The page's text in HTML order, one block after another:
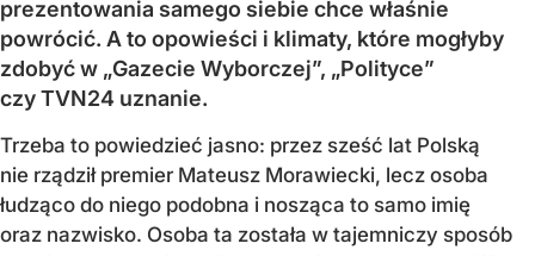
prezentowania samego siebie chce właśnie
powrócić. A to opowieści i klimaty, które mogłyby
zdobyć w „Gazecie Wyborczej”, „Polityce”
czy TVN24 uznanie.
Trzeba to powiedzieć jasno: przez sześć lat Polską
nie rządził premier Mateusz Morawiecki, lecz osoba
łudząco do niego podobna i nosząca to samo imię
oraz nazwisko. Osoba ta została w tajemniczy sposób